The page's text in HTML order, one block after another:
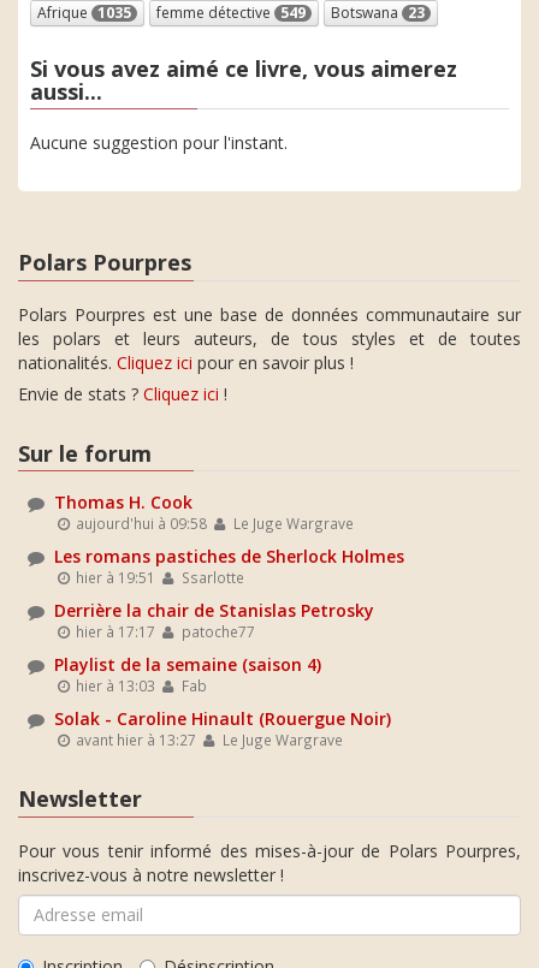
Afrique 1035 femme détective 549 Botswana 23
Si vous avez aimé ce livre, vous aimerez
aussi...
Aucune suggestion pour l'instant.
Polars Pourpres
Polars Pourpres est une base de données communautaire sur
les polars et leurs auteurs, de tous styles et de toutes
nationalités. Cliquez ici pour en savoir plus !
Envie de stats ? Cliquez ici !
Sur le forum
Thomas H. Cook
aujourd'hui à 09:58 Le Juge Wargrave
Les romans pastiches de Sherlock Holmes
hier à 19:51 Ssarlotte
Derrière la chair de Stanislas Petrosky
hier à 17:17 patoche77
Playlist de la semaine (saison 4)
hier à 13:03 Fab
Solak - Caroline Hinault (Rouergue Noir)
avant hier à 13:27 Le Juge Wargrave
Newsletter
Pour vous tenir informé des mises-à-jour de Polars Pourpres,
inscrivez-vous à notre newsletter !